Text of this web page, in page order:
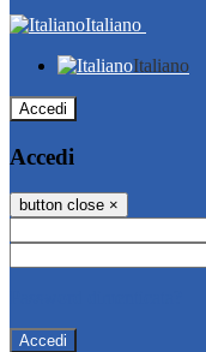
Italiano
Italiano
Accedi
Accedi
button close ×